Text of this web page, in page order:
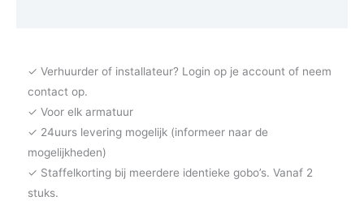
✓ Verhuurder of installateur? Login op je account of neem
contact op.
✓ Voor elk armatuur
✓ 24uurs levering mogelijk (informeer naar de
mogelijkheden)
✓ Staffelkorting bij meerdere identieke gobo’s. Vanaf 2
stuks.